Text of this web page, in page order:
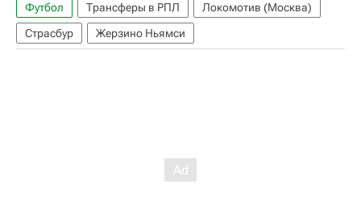
Футбол Трансферы в РПЛ
Локомотив (Москва)
Страсбур
Жерзино Ньямси